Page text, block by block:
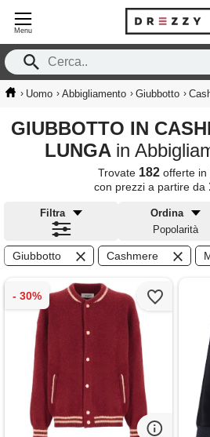
Menu
› Uomo › Abbigliamento › Giubbotto ›
GIUBBOTTO IN CASHMERE MANICA
LUNGA in
Trovate 182 offerte in
con prezzi a partire da
Filtra
Ordina
Popolarità
Giubbotto Cashmere